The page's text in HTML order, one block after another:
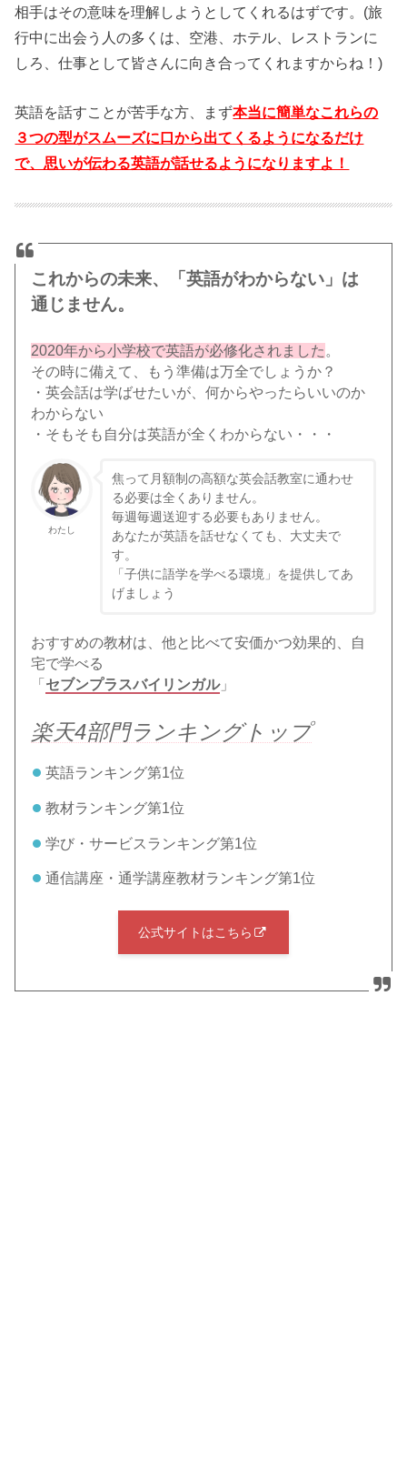
相手はその意味を理解しようとしてくれるはずです。(旅
行中に出会う人の多くは、空港、ホテル、レストランに
しろ、仕事として皆さんに向き合ってくれますからね！)
英語を話すことが苦手な方、まず本当に簡単なこれらの
３つの型がスムーズに口から出てくるようになるだけ
で、思いが伝わる英語が話せるようになりますよ！
これからの未来、「英語がわからない」は
通じません。
2020年から小学校で英語が必修化されました 。
その時に備えて、もう準備は万全でしょうか？
・英会話は学ばせたいが、何からやったらいいのか
わからない
・そもそも自分は英語が全くわからない・・・
わたし
焦って月額制の高額な英会話教室に通わせ
る必要は全くありません。
毎週毎週送迎する必要もありません。
あなたが英語を話せなくても、大丈夫で
す。
「子供に語学を学べる環境」を提供してあ
げましょう
おすすめの教材は、他と比べて安価かつ効果的、自
宅で学べる
「 セブンプラスバイリンガル」
楽天4部門ランキングトップ
英語ランキング第1位
教材ランキング第1位
学び・サービスランキング第1位
通信講座・通学講座教材ランキング第1位
公式サイトはこちら